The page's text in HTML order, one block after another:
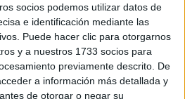
socios podemos utilizar datos de
e identificación mediante las
Puede hacer clic para otorgarnos
y a nuestros 1733 socios para
previamente descrito. De
a información más detallada y
de otorgar o negar su
deCrossFit en la que un
gimnasioStelios Funcional
toda su fuerza y destreza en
alcanzar muy buenos
en Motril.